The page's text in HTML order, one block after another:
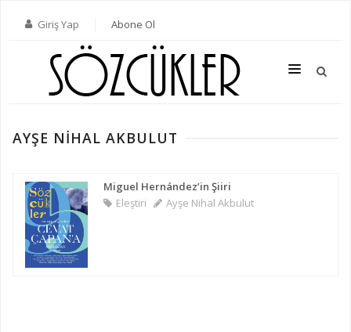
Giriş Yap Abone Ol
SON SAYI
TÜM SAYILAR
KATEGORILER
YAZARLAR
ABONE OL
AYŞE NIHAL AKBULUT
Miguel Hernández’in Şiiri
Eleştiri
Ayşe Nihal Akbulut